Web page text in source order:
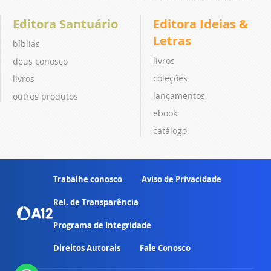
Editora Santuário
bíblias
deus conosco
livros
outros produtos
Editora Ideias &
Letras
livros
coleções
lançamentos
ebook
catálogo
Trabalhe conosco Aviso de Privacidade
Rel. de Transparência
Programa de Integridade
Direitos Autorais Fale Conosco